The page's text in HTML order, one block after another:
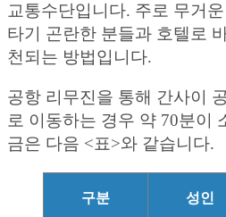
교통수단입니다. 주로 무거
타기 곤란한 분들과 호텔로
천되는 방법입니다.
공항 리무진을 통해 간사이
로 이동하는 경우 약 70분이
금은 다음 <표>와 같습니다.
구분 성인